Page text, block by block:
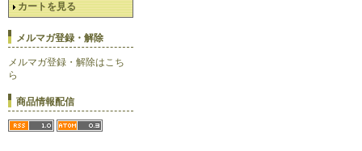
カートを見る
メルマガ登録・解除
メルマガ登録・解除はこち
ら
商品情報配信